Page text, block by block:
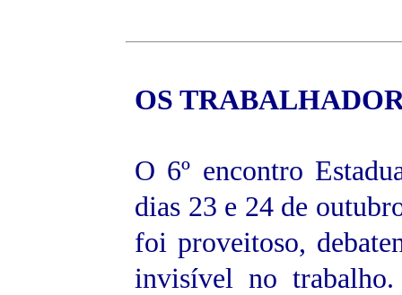
OS
O 6º encontro
dias 23 e 24 de
foi proveitoso,
invisível no